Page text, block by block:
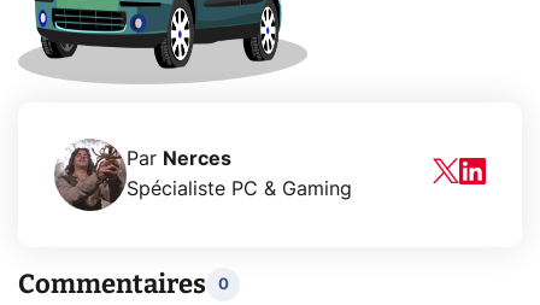
Par Nerces
Spécialiste PC & Gaming
Commentaires 0